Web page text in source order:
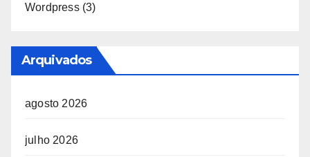
Wordpress(3)
Arquivados
agosto 2026
julho 2026